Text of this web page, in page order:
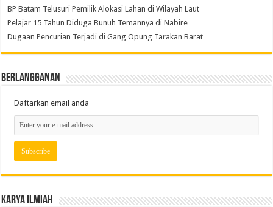
BP Batam Telusuri Pemilik Alokasi Lahan di Wilayah Laut
Pelajar 15 Tahun Diduga Bunuh Temannya di Nabire
Dugaan Pencurian Terjadi di Gang Opung Tarakan Barat
Berlangganan
Daftarkan email anda
Karya Ilmiah